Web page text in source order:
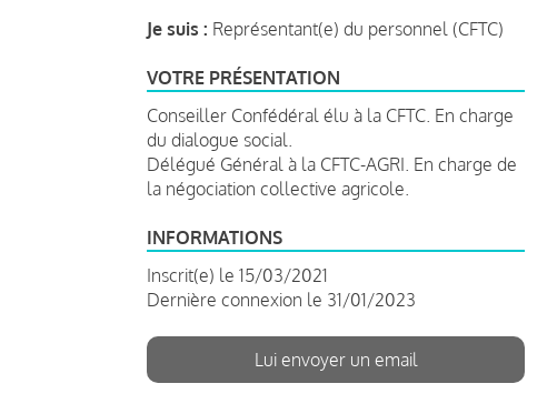
Je suis : Représentant(e) du personnel (CFTC)
VOTRE PRÉSENTATION
Conseiller Confédéral élu à la CFTC. En charge
du dialogue social.
Délégué Général à la CFTC-AGRI. En charge de
la négociation collective agricole.
INFORMATIONS
Inscrit(e) le 15/03/2021
Dernière connexion le 31/01/2023
Lui envoyer un email